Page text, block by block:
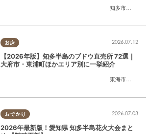
知多市
,半田市
お店
東海市
,大府市
2026.07.12
【2026年版】知多半島のブドウ直売所 72選｜
大府市・東浦町ほかエリア別に一挙紹介
おでかけ 2026.07.03
2026年最新版！愛知県 知多半島花火大会まと